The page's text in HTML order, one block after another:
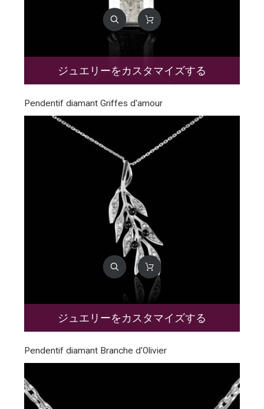
ジュエリーをカスタマイズする
Pendentif diamant Griffes d'amour
ジュエリーをカスタマイズする
Pendentif diamant Branche d'Olivier